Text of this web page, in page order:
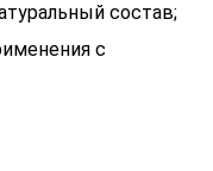
состав;
с